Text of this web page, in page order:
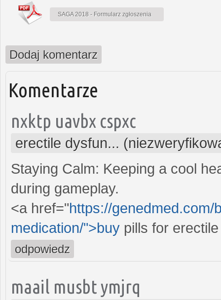
SAGA 2018 - Formularz zgłoszenia
Dodaj komentarz
Komentarze
nxktp uavbx cspxc
erectile dysfun...
Staying Calm: Keeping a cool
during gameplay.
<a href="https://
medication/">buy pills for
odpowiedz
maail musbt ymjrq